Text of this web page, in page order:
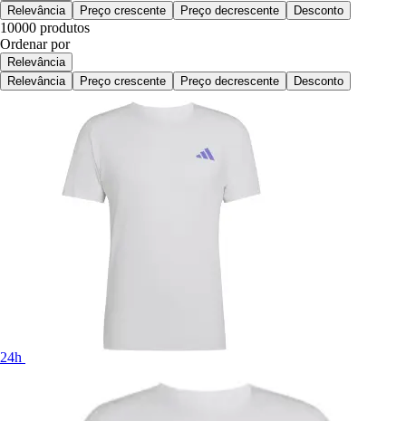
Relevância
Preço crescente Preço decrescente Desconto
10000 produtos
Ordenar por
Relevância
Relevância
Preço crescente Preço decrescente Desconto
24h